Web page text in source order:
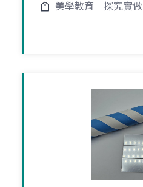
美學教育 探究實做